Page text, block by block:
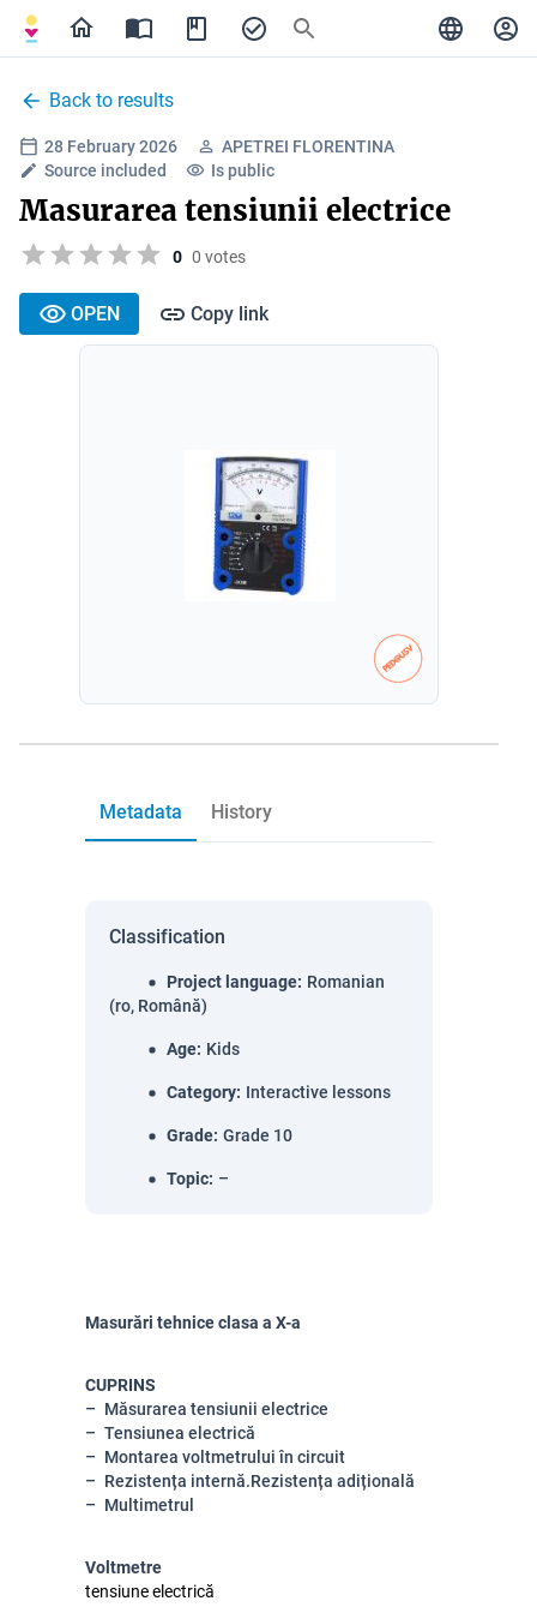
Back to results
28 February 2026
APETREI FLORENTINA
Source included
Is public
Masurarea tensiunii electrice
0 0 votes
OPEN Copy link
Metadata History
Classification
Project language: Romanian
(ro, Română)
Age: Kids
Category: Interactive lessons
Grade: Grade 10
Topic: –
Masurări tehnice clasa a X-a
CUPRINS
Măsurarea tensiunii electrice
Tensiunea electrică
Montarea voltmetrului în circuit
Rezistența internă.Rezistența adițională
Multimetrul
Voltmetre
tensiune electrică